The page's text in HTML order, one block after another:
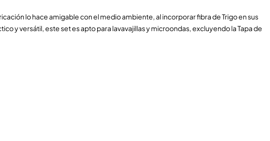
lo hace amigable con el medio ambiente, al incorporar fibra de Trigo en sus
y versátil, este set es apto para lavavajillas y microondas, excluyendo la Tapa de